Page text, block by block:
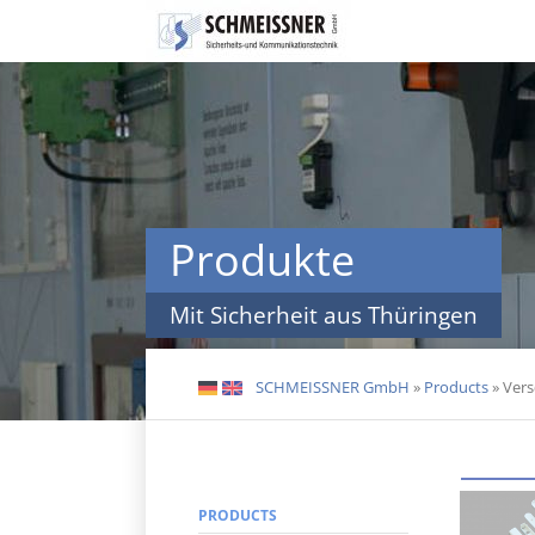
Skip
navigation
Produkte
Mit Sicherheit aus Thüringen
DE EN SCHMEISSNER GmbH » Products»
PRODUCTS